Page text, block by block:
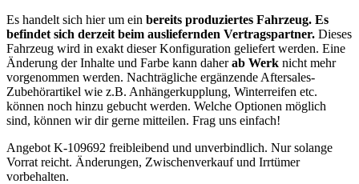
Es handelt sich hier um ein bereits produziertes Fahrzeug. Es
befindet sich derzeit beim ausliefernden Vertragspartner. Dieses
Fahrzeug wird in exakt dieser Konfiguration geliefert werden. Eine
Änderung der Inhalte und Farbe kann daherab Werk nicht mehr
vorgenommen werden. Nachträgliche ergänzende Aftersales‐
Zubehörartikel wie z.B. Anhängerkupplung, Winterreifen etc.
können noch hinzu gebucht werden. Welche Optionen möglich
sind, können wir dir gerne mitteilen. Frag uns einfach!
Angebot K-109692 freibleibend und unverbindlich. Nur solange
Vorrat reicht. Änderungen, Zwischenverkauf und Irrtümer
vorbehalten.